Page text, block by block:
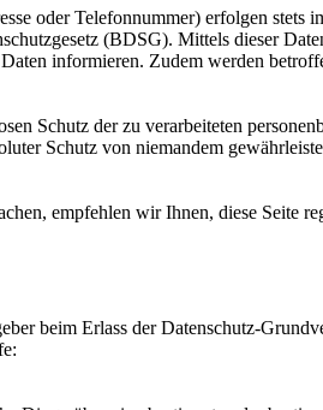
oder Telefonnummer) erfolgen stets
(BDSG). Mittels dieser
informieren. Zudem werden
Schutz der zu verarbeiteten
Schutz von niemandem
empfehlen wir Ihnen, diese Seite
beim Erlass der Datenschutz-